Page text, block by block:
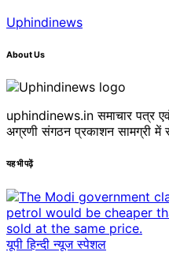
Uphindinews
About Us
uphindinews.in समाचार पत्र एवं
अग्रणी संगठन प्रकाशन सामग्री में
यह भी पढ़ें
यूपी हिन्दी न्यूज स्पेशल